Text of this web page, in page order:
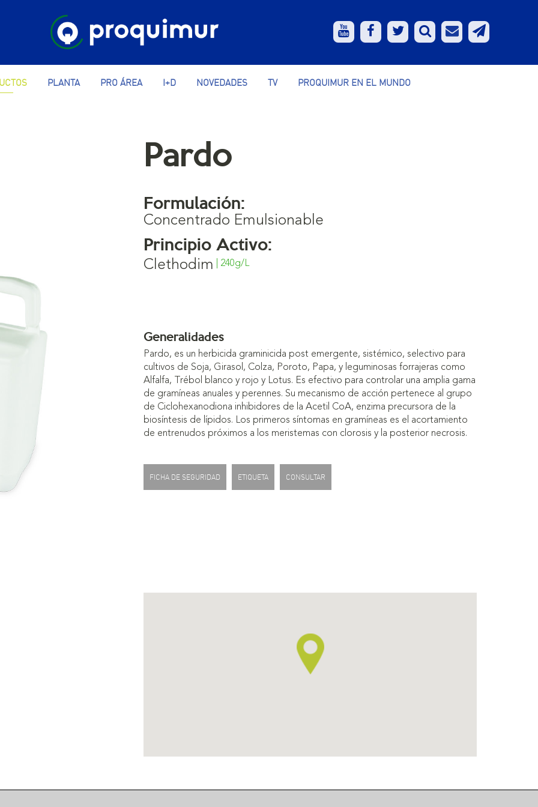
PLANTA PRO ÁREA I+D NOVEDADES TV PROQUIMUR EN EL MUNDO
Pardo
Formulación:
Concentrado Emulsionable
Principio Activo:
Clethodim | 240g/L
Generalidades
Pardo, es un herbicida graminicida post emergente, sistémico, selectivo para
cultivos de Soja, Girasol, Colza, Poroto, Papa, y leguminosas forrajeras como
Alfalfa, Trébol blanco y rojo y Lotus. Es efectivo para controlar una amplia gama
de gramíneas anuales y perennes. Su mecanismo de acción pertenece al grupo
de Ciclohexanodiona inhibidores de la Acetil CoA, enzima precursora de la
biosíntesis de lípidos. Los primeros síntomas en gramíneas es el acortamiento
de entrenudos próximos a los meristemas con clorosis y la posterior necrosis.
FICHA DE SEGURIDAD ETIQUETA CONSULTAR